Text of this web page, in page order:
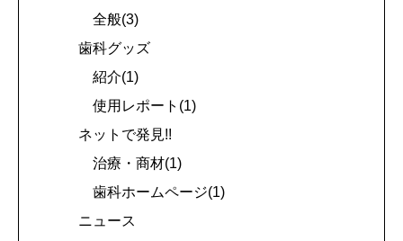
全般(3)
歯科グッズ
紹介(1)
使用レポート(1)
ネットで発見!!
治療・商材(1)
歯科ホームページ(1)
ニュース